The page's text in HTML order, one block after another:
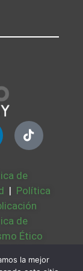
de
| Política
de
Ético
|
la mejor